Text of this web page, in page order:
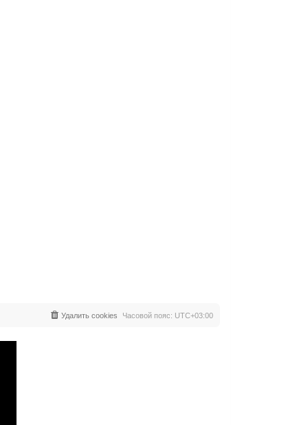
Часовой пояс: UTC+03:00
Удалить cookies